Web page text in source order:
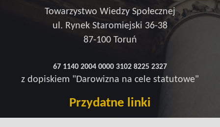
Towarzystwo Wiedzy Społecznej
ul. Rynek Staromiejski 36-38
87-100 Toruń
67 1140 2004 0000 3102 8225 2327
z dopiskiem "Darowizna na cele statutowe"
Przydatne linki